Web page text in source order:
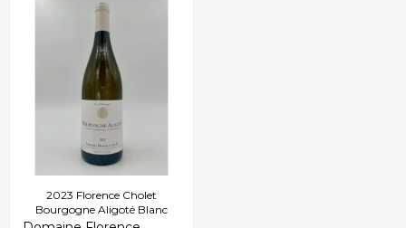
2023 Florence Cholet
Bourgogne Aligoté Blanc